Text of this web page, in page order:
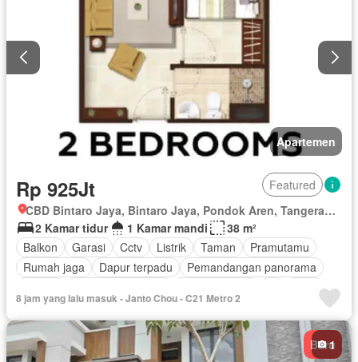
Apartemen
Rp 925Jt
Featured
CBD Bintaro Jaya, Bintaro Jaya, Pondok Aren, Tangerang Selatan, Banten
2 Kamar tidur
1 Kamar mandi
38 m²
Balkon
Garasi Cctv Listrik Taman
Pramutamu
Rumah jaga
Dapur terpadu
Pemandangan panorama
Tanpa perabotan
8 jam yang lalu masuk - Janto Chou - C21 Metro 2
Baru
1